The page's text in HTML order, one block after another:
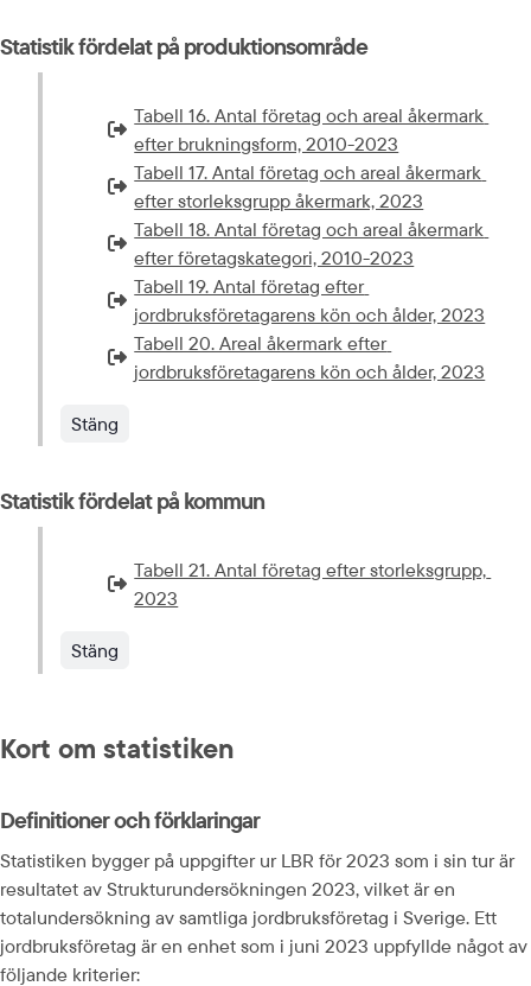
Statistik fördelat på produktionsområde
Extern länk som öppnas i nytt fönster eller ny flik.
Tabell 16. Antal företag och areal åkermark
efter brukningsform, 2010-2023
Extern länk som öppnas i nytt fönster eller ny flik.
Tabell 17. Antal företag och areal åkermark
efter storleksgrupp åkermark, 2023
Extern länk som öppnas i nytt fönster eller ny flik.
Tabell 18. Antal företag och areal åkermark
efter företagskategori, 2010-2023
Extern länk som öppnas i nytt fönster eller ny flik.
Tabell 19. Antal företag efter
jordbruksföretagarens kön och ålder, 2023
Extern länk som öppnas i nytt fönster eller ny flik.
Tabell 20. Areal åkermark efter
jordbruksföretagarens kön och ålder, 2023
Stäng
Statistik fördelat på kommun
Extern länk som öppnas i nytt fönster eller ny flik.
Tabell 21. Antal företag efter storleksgrupp,
2023
Stäng
Kort om statistiken
Definitioner och förklaringar
Statistiken bygger på uppgifter ur LBR för 2023 som i sin tur är
resultatet av Strukturundersökningen 2023, vilket är en
totalundersökning av samtliga jordbruksföretag i Sverige. Ett
jordbruksföretag är en enhet som i juni 2023 uppfyllde något av
följande kriterier: